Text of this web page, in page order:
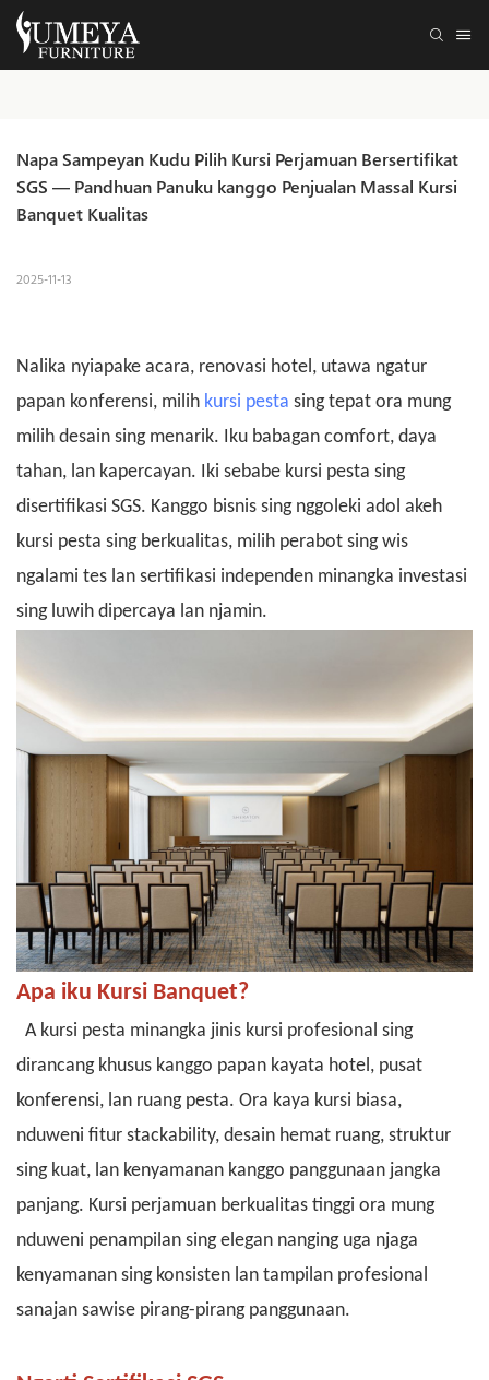
Napa Sampeyan Kudu Pilih Kursi Perjamuan Bersertifikat
SGS — Pandhuan Panuku kanggo Penjualan Massal Kursi
Banquet Kualitas
2025-11-13
Nalika nyiapake acara, renovasi hotel, utawa ngatur
papan konferensi, milih kursi pesta sing tepat ora mung
milih desain sing menarik. Iku babagan comfort, daya
tahan, lan kapercayan. Iki sebabe kursi pesta sing
disertifikasi SGS. Kanggo bisnis sing nggoleki adol akeh
kursi pesta sing berkualitas, milih perabot sing wis
ngalami tes lan sertifikasi independen minangka investasi
sing luwih dipercaya lan njamin.
Apa iku Kursi Banquet?
A kursi pesta minangka jinis kursi profesional sing
dirancang khusus kanggo papan kayata hotel, pusat
konferensi, lan ruang pesta. Ora kaya kursi biasa,
nduweni fitur stackability, desain hemat ruang, struktur
sing kuat, lan kenyamanan kanggo panggunaan jangka
panjang. Kursi perjamuan berkualitas tinggi ora mung
nduweni penampilan sing elegan nanging uga njaga
kenyamanan sing konsisten lan tampilan profesional
sanajan sawise pirang-pirang panggunaan.